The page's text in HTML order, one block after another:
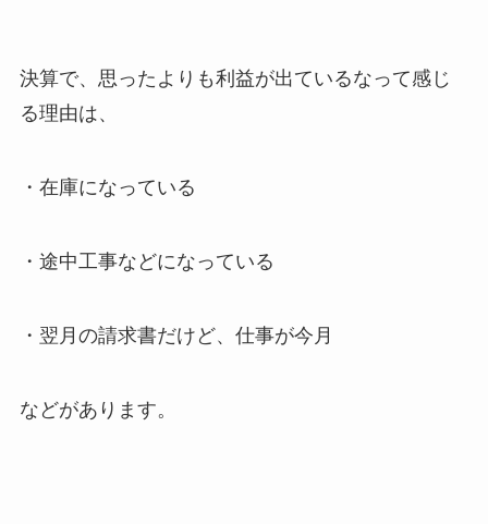
決算で、思ったよりも利益が出ているなって感じ
る理由は、
・在庫になっている
・途中工事などになっている
・翌月の請求書だけど、仕事が今月
などがあります。